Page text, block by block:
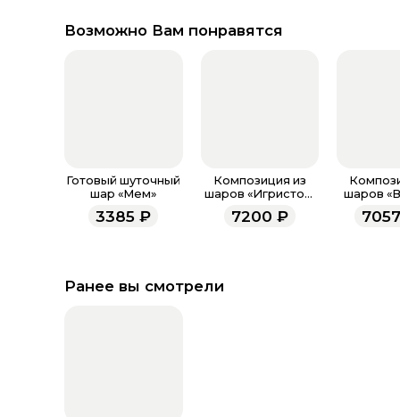
Возможно Вам понравятся
Готовый шуточный
шар «Мем»
3385 ₽
Композиция из
шаров «Игристое.
7200 ₽
шаров
Ранее вы смотрели